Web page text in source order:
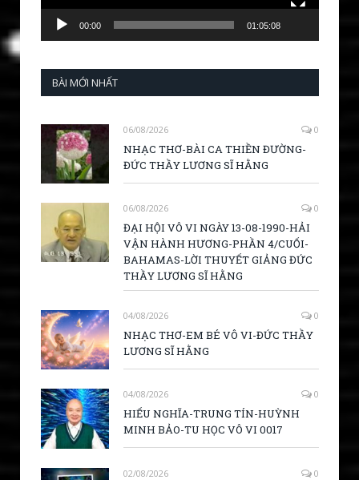
00:00 01:05:08
BÀI MỚI NHẤT
06/08/2026 0
NHẠC THƠ-BÀI CA THIỀN ĐƯỜNG-
ĐỨC THẦY LƯƠNG SĨ HẰNG
06/08/2026 0
ĐẠI HỘI VÔ VI NGÀY 13-08-1990-HẢI
VẬN HÀNH HƯƠNG-PHẦN 4/CUỐI-
BAHAMAS-LỜI THUYẾT GIẢNG ĐỨC
THẦY LƯƠNG SĨ HẰNG
04/08/2026 0
NHẠC THƠ-EM BÉ VÔ VI-ĐỨC THẦY
LƯƠNG SĨ HẰNG
04/08/2026 0
HIẾU NGHĨA-TRUNG TÍN-HUỲNH
MINH BẢO-TU HỌC VÔ VI 0017
02/08/2026 0